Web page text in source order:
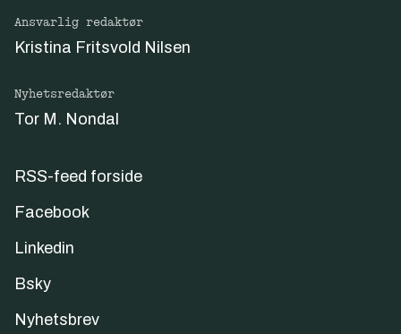
Ansvarlig redaktør
Kristina Fritsvold Nilsen
Nyhetsredaktør
Tor M. Nondal
RSS-feed forside
Facebook
Linkedin
Bsky
Nyhetsbrev